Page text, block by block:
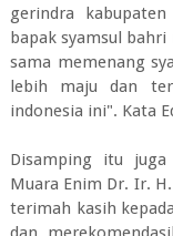
gerindra
bapak syamsul
sama memenang
lebih maju dan
indonesia ini". Kata
Disamping itu
Muara Enim Dr. Ir.
terimah kasih